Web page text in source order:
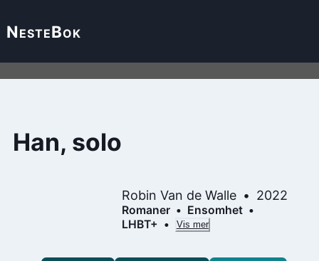
NesteBok
Han, solo
Robin Van de Walle 2022
Romaner
Ensomhet
LHBT+
Vis mer